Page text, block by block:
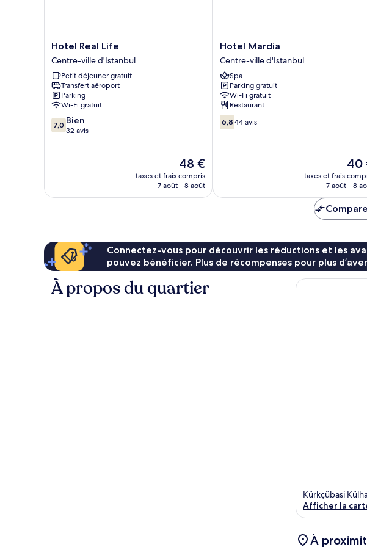
Hotel
Real
Life
Centre-
ville
d'Istanbul
Hotel Real Life
Centre-ville d'Istanbul
Petit déjeuner gratuit
Transfert aéroport
Parking
Wi-Fi gratuit
7.0
sur
7,0 Bien
32 avis
Le
nouveau
prix
48 €
taxes et frais compris
7 août - 8 août
Hotel
Mardia
Centre-
ville
d'Istanbul
Hotel Mardia
Centre-ville d'Istanbul
Spa
Parking gratuit
Wi-Fi gratuit
Restaurant
6.8
sur
6,8 44 avis
Le
prix
de
40 €
40
taxes et frais
7 août - 8
Connectez-vous pour découvrir les réductions et les
pouvez bénéficier. Plus de récompenses pour plus
À propos du quartier
Kürkçübasi
Afficher la
À